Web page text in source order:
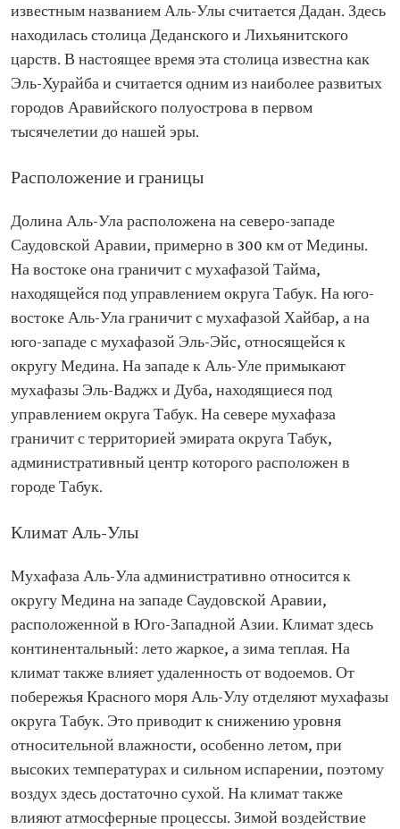
известным названием Аль-Улы считается Дадан. Здесь
находилась столица Деданского и Лихьянитского
царств. В настоящее время эта столица известна как
Эль-Хурайба и считается одним из наиболее развитых
городов Аравийского полуострова в первом
тысячелетии до нашей эры.
Расположение и границы
Долина Аль-Ула расположена на северо-западе
Саудовской Аравии, примерно в 300 км от Медины.
На востоке она граничит с мухафазой Тайма,
находящейся под управлением округа Табук. На юго-
востоке Аль-Ула граничит с мухафазой Хайбар, а на
юго-западе с мухафазой Эль-Эйс, относящейся к
округу Медина. На западе к Аль-Уле примыкают
мухафазы Эль-Ваджх и Дуба, находящиеся под
управлением округа Табук. На севере мухафаза
граничит с территорией эмирата округа Табук,
административный центр которого расположен в
городе Табук.
Климат Аль-Улы
Мухафаза Аль-Ула административно относится к
округу Медина на западе Саудовской Аравии,
расположенной в Юго-Западной Азии. Климат здесь
континентальный: лето жаркое, а зима теплая. На
климат также влияет удаленность от водоемов. От
побережья Красного моря Аль-Улу отделяют мухафазы
округа Табук. Это приводит к снижению уровня
относительной влажности, особенно летом, при
высоких температурах и сильном испарении, поэтому
воздух здесь достаточно сухой. На климат также
влияют атмосферные процессы. Зимой воздействие